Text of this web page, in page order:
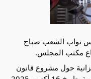
نواب الشعب صباح
حول مشروع قانون